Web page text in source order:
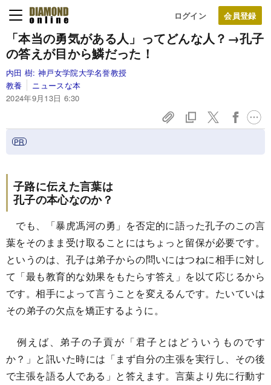
ログイン
「本当の勇気がある人」ってどんな人？→孔子
の答えが目から鱗だった！
内田 樹: 神戸女学院大学名誉教授
教養
ニュースな本
2024年9月13日 6:30
子路に伝えた言葉は
孔子の本心なのか？
でも、「暴虎馮河の勇」を否定的に語った孔子のこの言
葉をそのまま受け取ることにはちょっと留保が必要です。
というのは、孔子は弟子からの問いにはつねに相手に対し
て「最も教育的な効果をもたらす答え」を以て応じるから
です。相手によって言うことを変えるんです。たいていは
その弟子の欠点を矯正するように。
例えば、弟子の子貢が「君子とはどういうものです
か？」と訊いた時には「まず自分の主張を実行し、その後
で主張を語る人である」と答えます。言葉より先に行動す